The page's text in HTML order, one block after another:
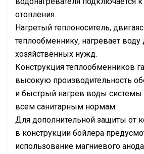
отопления.
Нагретый теплоноситель,
теплообменнику, нагревает воду
хозяйственных нужд.
Конструкция теплообменников
высокую производительность
и быстрый нагрев воды
всем санитарным нормам.
Для дополнительной защиты от
в конструкции бойлера
использование магниевого